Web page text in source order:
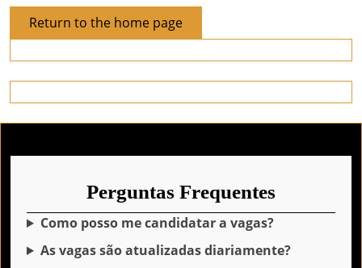
Return to the home pageReturn
to
the
home
page
Perguntas Frequentes
Como posso me candidatar a vagas?
As vagas são atualizadas diariamente?